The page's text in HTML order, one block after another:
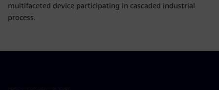
multifaceted device participating in cascaded industrial
process.